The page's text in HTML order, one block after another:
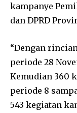
kampanye
dan DPRD
“Dengan
periode 28
Kemudian 360
periode 8
543 kegiatan